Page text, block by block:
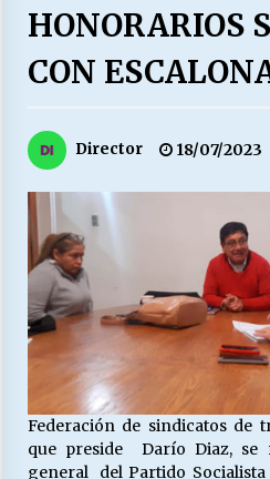
“ORGULLOSOS
27/07/2026
LABORAL:
Escuela
25/06/2026
¿Qué habrían
23/06/2026
VOLVER A SER
16/06/2026
HONORARIOS
CON
Director 18/07/2023
Federación de sindicatos de
que preside
Darío Diaz, se
general
del Partido